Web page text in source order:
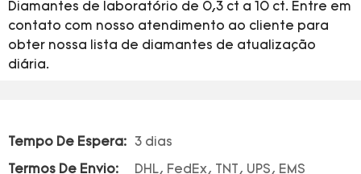
Diamantes de laboratório de 0,3 ct a 10 ct. Entre em
contato com nosso atendimento ao cliente para
obter nossa lista de diamantes de atualização
diária.
Tempo De Espera: 3 dias
Termos De Envio: DHL, FedEx, TNT, UPS, EMS